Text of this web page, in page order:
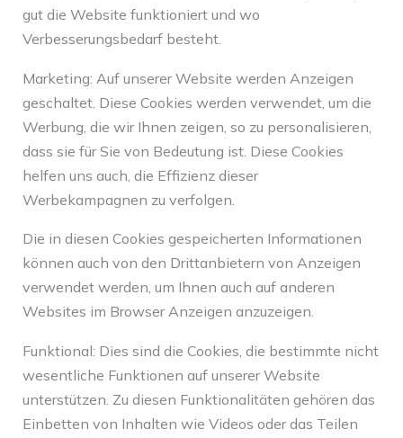
gut die Website funktioniert und wo
Verbesserungsbedarf besteht.
Marketing: Auf unserer Website werden Anzeigen
geschaltet. Diese Cookies werden verwendet, um die
Werbung, die wir Ihnen zeigen, so zu personalisieren,
dass sie für Sie von Bedeutung ist. Diese Cookies
helfen uns auch, die Effizienz dieser
Werbekampagnen zu verfolgen.
Die in diesen Cookies gespeicherten Informationen
können auch von den Drittanbietern von Anzeigen
verwendet werden, um Ihnen auch auf anderen
Websites im Browser Anzeigen anzuzeigen.
Funktional: Dies sind die Cookies, die bestimmte nicht
wesentliche Funktionen auf unserer Website
unterstützen. Zu diesen Funktionalitäten gehören das
Einbetten von Inhalten wie Videos oder das Teilen